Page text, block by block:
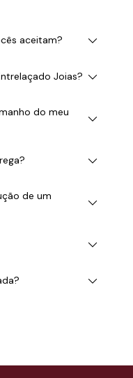
aceitam?
Joias?
do meu
de um